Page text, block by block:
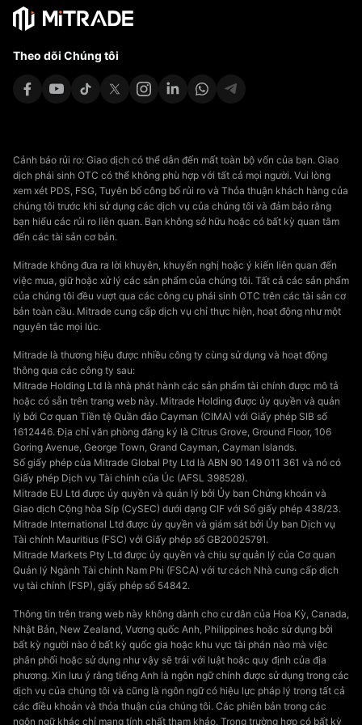
Theo dõi Chúng tôi
Cảnh báo rủi ro: Giao dịch có thể dẫn đến mất toàn bộ vốn của bạn. Giao
dịch phái sinh OTC có thể không phù hợp với tất cả mọi người. Vui lòng
xem xét PDS, FSG, Tuyên bố công bố rủi ro và Thỏa thuận khách hàng của
chúng tôi trước khi sử dụng các dịch vụ của chúng tôi và đảm bảo rằng
bạn hiểu các rủi ro liên quan. Bạn không sở hữu hoặc có bất kỳ quan tâm
đến các tài sản cơ bản.
Mitrade không đưa ra lời khuyên, khuyến nghị hoặc ý kiến liên quan đến
việc mua, giữ hoặc xử lý các sản phẩm của chúng tôi. Tất cả các sản phẩm
của chúng tôi đều vượt qua các công cụ phái sinh OTC trên các tài sản cơ
bản toàn cầu. Mitrade cung cấp dịch vụ chỉ thực hiện, hoạt động như một
nguyên tắc mọi lúc.
Mitrade là thương hiệu được nhiều công ty cùng sử dụng và hoạt động
thông qua các công ty sau:
Mitrade Holding Ltd là nhà phát hành các sản phẩm tài chính được mô tả
hoặc có sẵn trên trang web này. Mitrade Holding được ủy quyền và quản
lý bởi Cơ quan Tiền tệ Quần đảo Cayman (CIMA) với Giấy phép SIB số
1612446. Địa chỉ văn phòng đăng ký là Citrus Grove, Ground Floor, 106
Goring Avenue, George Town, Grand Cayman, Cayman Islands.
Số giấy phép của Mitrade Global Pty Ltd là ABN 90 149 011 361 và nó có
Giấy phép Dịch vụ Tài chính của Úc (AFSL 398528).
Mitrade EU Ltd được ủy quyền và quản lý bởi Ủy ban Chứng khoán và
Giao dịch Cộng hòa Síp (CySEC) dưới dạng CIF với Số giấy phép 438/23.
Mitrade International Ltd được ủy quyền và giám sát bởi Ủy ban Dịch vụ
Tài chính Mauritius (FSC) với Giấy phép số GB20025791.
Mitrade Markets Pty Ltd được ủy quyền và chịu sự quản lý của Cơ quan
Quản lý Ngành Tài chính Nam Phi (FSCA) với tư cách Nhà cung cấp dịch
vụ tài chính (FSP), giấy phép số 54842.
Thông tin trên trang web này không dành cho cư dân của Hoa Kỳ, Canada,
Nhật Bản, New Zealand, Vương quốc Anh, Philippines hoặc sử dụng bởi
bất kỳ người nào ở bất kỳ quốc gia hoặc khu vực tài phán nào mà việc
phân phối hoặc sử dụng như vậy sẽ trái với luật hoặc quy định của địa
phương. Xin lưu ý rằng tiếng Anh là ngôn ngữ chính được sử dụng trong các
dịch vụ của chúng tôi và cũng là ngôn ngữ có hiệu lực pháp lý trong tất cả
các điều khoản và thỏa thuận của chúng tôi. Các phiên bản trong các
ngôn ngữ khác chỉ mang tính chất tham khảo. Trong trường hợp có bất kỳ